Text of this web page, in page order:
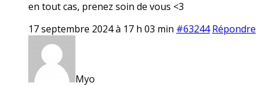
en tout cas, prenez soin de vous <3
17 septembre 2024 à 17 h 03 min #63244 Répondre
Myo